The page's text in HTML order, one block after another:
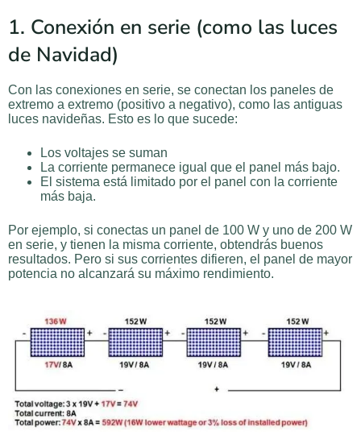
1. Conexión en serie (como las luces
de Navidad)
Con las conexiones en serie, se conectan los paneles de
extremo a extremo (positivo a negativo), como las antiguas
luces navideñas. Esto es lo que sucede:
Los voltajes se suman
La corriente permanece igual que el panel más bajo.
El sistema está limitado por el panel con la corriente
más baja.
Por ejemplo, si conectas un panel de 100 W y uno de 200 W
en serie, y tienen la misma corriente, obtendrás buenos
resultados. Pero si sus corrientes difieren, el panel de mayor
potencia no alcanzará su máximo rendimiento.